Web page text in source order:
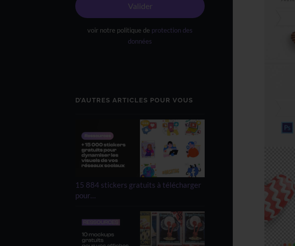
Valider
voir notre politique de protection des
données
D’AUTRES ARTICLES POUR VOUS
15 884 stickers gratuits à télécharger
pour…